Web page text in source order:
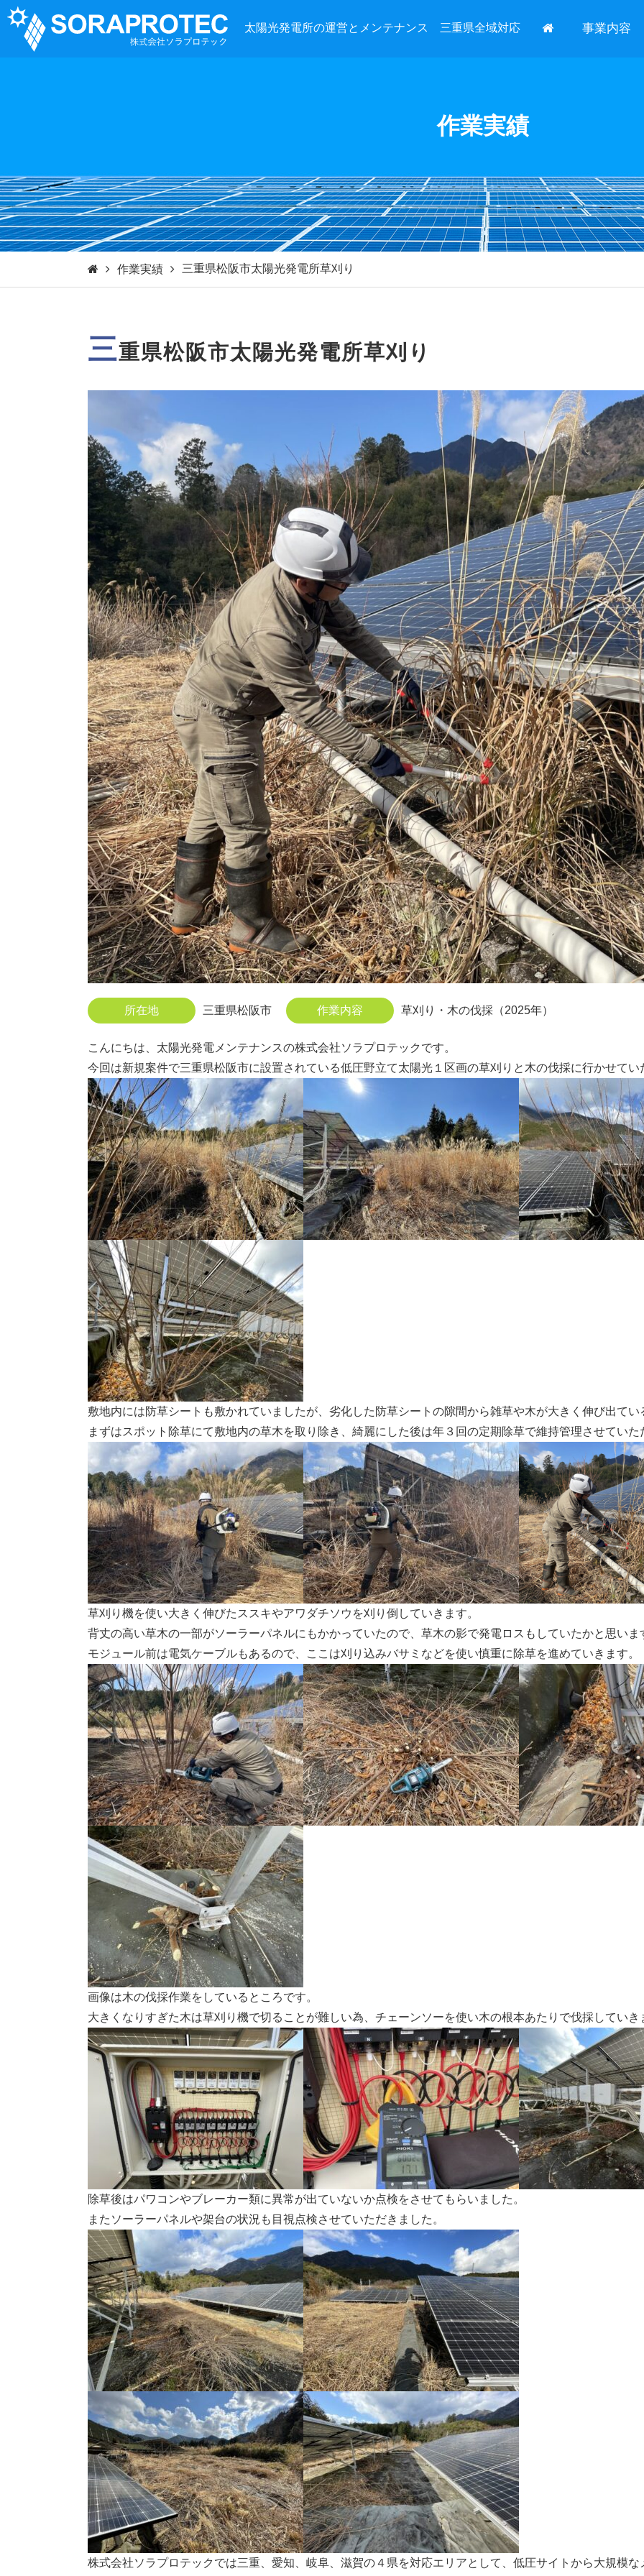
太陽光発電所の運営とメンテナンス 三重県全域対応 事業内容
作業実績
作業実績 三重県松阪市太陽光発電所草刈り
三重県松阪市太陽光発電所草刈り
所在地 三重県松阪市 作業内容 草刈り・木の伐採（2025年）
こんにちは、太陽光発電メンテナンスの株式会社ソラプロテックです。
今回は新規案件で三重県松阪市に設置されている低圧野立て太陽光１区画の草刈りと木の伐採に行かせてい
敷地内には防草シートも敷かれていましたが、劣化した防草シートの隙間から雑草や木が大きく伸び出てい
まずはスポット除草にて敷地内の草木を取り除き、綺麗にした後は年３回の定期除草で維持管理させてい
草刈り機を使い大きく伸びたススキやアワダチソウを刈り倒していきます。
背丈の高い草木の一部がソーラーパネルにもかかっていたので、草木の影で発電ロスもしていたかと思いま
モジュール前は電気ケーブルもあるので、ここは刈り込みバサミなどを使い慎重に除草を進めていきます。
画像は木の伐採作業をしているところです。
大きくなりすぎた木は草刈り機で切ることが難しい為、チェーンソーを使い木の根本あたりで伐採していき
除草後はパワコンやブレーカー類に異常が出ていないか点検をさせてもらいました。
またソーラーパネルや架台の状況も目視点検させていただきました。
株式会社ソラプロテックでは三重、愛知、岐阜、滋賀の４県を対応エリアとして、低圧サイトから大規模